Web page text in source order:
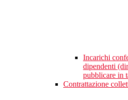
Incarichi
dipendenti
pubblicare in
Contrattazione